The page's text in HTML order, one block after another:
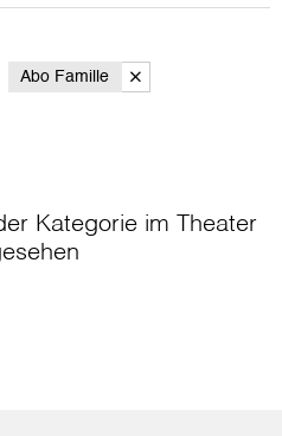
Abo Famille
Kategorie im Theater